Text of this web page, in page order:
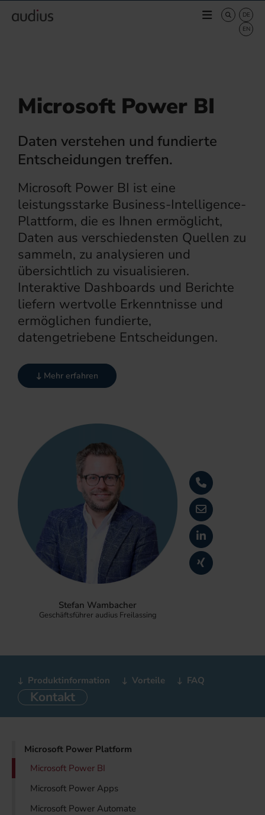
Microsoft Power BI
Daten verstehen und fundierte
Entscheidungen treffen.
Microsoft Power BI ist eine
leistungsstarke Business-Intelligence-
Plattform, die es Ihnen ermöglicht,
Daten aus verschiedensten Quellen zu
sammeln, zu analysieren und
übersichtlich zu visualisieren.
Interaktive Dashboards und Berichte
liefern wertvolle Erkenntnisse und
ermöglichen fundierte,
datengetriebene Entscheidungen.
Mehr erfahren
Stefan Wambacher
Geschäftsführer audius Freilassing
Produktinformation Vorteile FAQ
Kontakt
Microsoft Power Platform
Microsoft Power BI
Microsoft Power Apps
Microsoft Power Automate